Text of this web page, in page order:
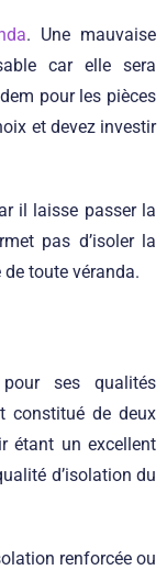
. Une mauvaise
car elle sera
pour les pièces
et devez investir
il laisse passer la
pas d’isoler la
toute véranda.
ses qualités
constitué de deux
étant un excellent
d’isolation du
renforcée ou